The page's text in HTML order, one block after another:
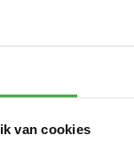
van cookies